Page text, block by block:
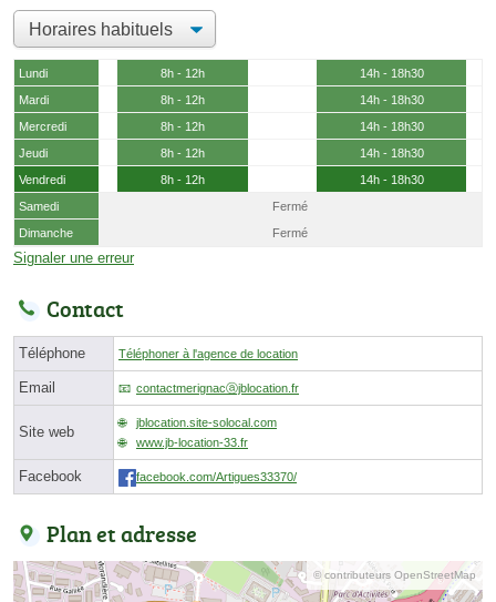
Lundi 8h - 12h
14h - 18h30
Mardi
8h - 12h
14h - 18h30
Mercredi
8h - 12h
14h - 18h30
Jeudi
8h - 12h
14h - 18h30
Vendredi
8h - 12h
14h - 18h30
Samedi
Fermé
Dimanche
Fermé
Signaler une erreur
Contact
Téléphone Téléphoner à l'agence de location
Email contactmerignacⓐjblocation.fr
Site web
jblocation.site-solocal.com
www.jb-location-33.fr
Facebook facebook.com/Artigues33370/
Plan et adresse
© contributeurs OpenStreetMap